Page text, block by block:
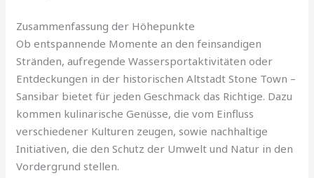
Zusammenfassung der Höhepunkte
Ob entspannende Momente an den feinsandigen
Stränden, aufregende Wassersportaktivitäten oder
Entdeckungen in der historischen Altstadt Stone Town –
Sansibar bietet für jeden Geschmack das Richtige. Dazu
kommen kulinarische Genüsse, die vom Einfluss
verschiedener Kulturen zeugen, sowie nachhaltige
Initiativen, die den Schutz der Umwelt und Natur in den
Vordergrund stellen.